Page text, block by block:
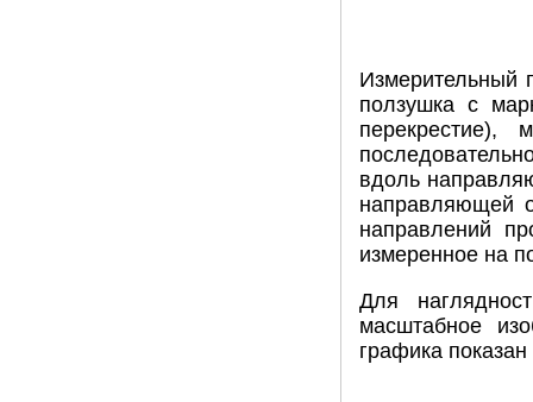
Измерительный
ползушка с
перекрестие),
вдоль
направляющей
направлений
измеренное на
Для
масштабное
графика